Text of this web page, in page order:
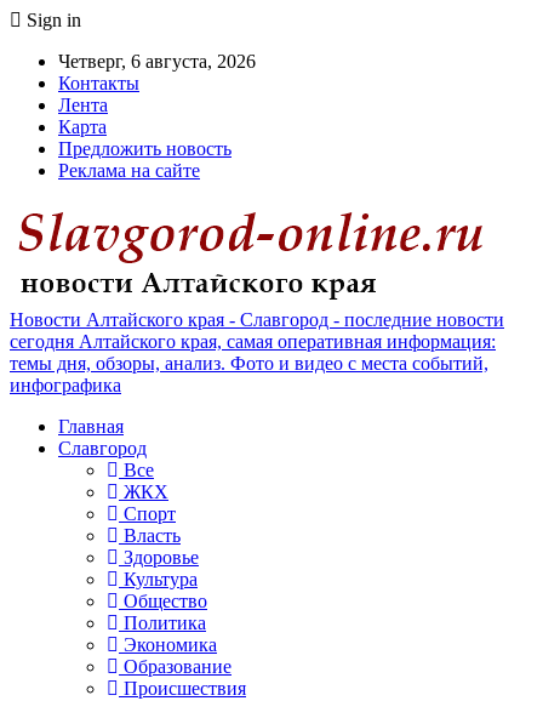
Sign in
Четверг, 6 августа, 2026
Контакты
Лента
Карта
Предложить новость
Реклама на сайте
Новости Алтайского края - Славгород - последние новости
сегодня Алтайского края, самая оперативная информация:
темы дня, обзоры, анализ. Фото и видео с места событий,
инфографика
Главная
Славгород
Все
ЖКХ
Спорт
Власть
Здоровье
Культура
Общество
Политика
Экономика
Образование
Происшествия